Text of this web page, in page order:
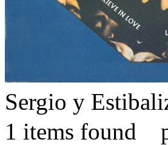
Sergio y
1 items found